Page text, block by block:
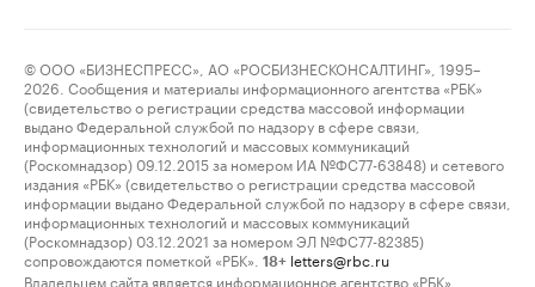
© ООО «БИЗНЕСПРЕСС», АО «РОСБИЗНЕСКОНСАЛТИНГ», 1995–
2026. Сообщения и материалы информационного агентства «РБК»
(свидетельство о регистрации средства массовой информации
выдано Федеральной службой по надзору в сфере связи,
информационных технологий и массовых коммуникаций
(Роскомнадзор) 09.12.2015 за номером ИА №ФС77-63848) и сетевого
издания «РБК» (свидетельство о регистрации средства массовой
информации выдано Федеральной службой по надзору в сфере связи,
информационных технологий и массовых коммуникаций
(Роскомнадзор) 03.12.2021 за номером ЭЛ №ФС77-82385)
сопровождаются пометкой «РБК».
18+ letters@rbc.ru
Владельцем сайта является информационное агентство «РБК».